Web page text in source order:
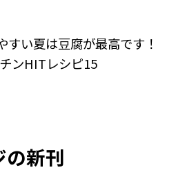
すい夏は豆腐が最高です！
ンHITレシピ15
の新刊